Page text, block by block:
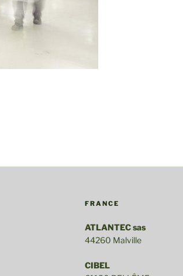
FRANCE
ATLANTEC sas
44260 Malville
CIBEL